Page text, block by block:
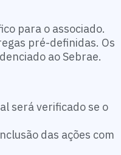
para o associado.
pré-definidas. Os
ao Sebrae.
será verificado se o
das ações com